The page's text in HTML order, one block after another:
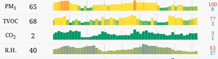
PM1 65 100
8
TVOC 68 77
3
CO2 2 3
1
R.H. 40 63
37